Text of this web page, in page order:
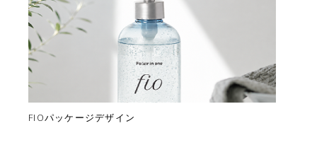
FIOパッケージデザイン